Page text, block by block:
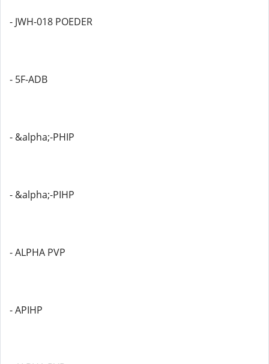
- JWH-018 POEDER
- 5F-ADB
- &alpha;-PHIP
- &alpha;-PIHP
- ALPHA PVP
- APIHP